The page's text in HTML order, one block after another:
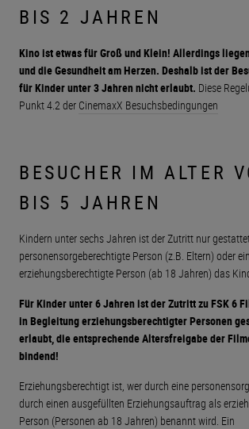
BIS 2 JAHREN
Kino ist etwas für Groß und Klein! Allerdings
und die Gesundheit am Herzen. Deshalb ist der
für Kinder unter 3 Jahren nicht erlaubt. Diese
Punkt 4.2 der CinemaxX Besuchsbedingungen
BESUCHER IM ALTER
BIS 5 JAHREN
Kindern unter sechs Jahren ist der Zutritt nur
personensorgeberechtigte Person (z.B. Eltern) oder
erziehungsberechtigte Person (ab 18 Jahren) das
Für Kinder unter 6 Jahren ist der Zutritt zu FSK 6
in Begleitung erziehungsberechtigter Personen
erlaubt, die entsprechende Altersfreigabe der
bindend!
Erziehungsberechtigt ist, wer durch eine
durch einen ausgefüllten Erziehungsauftrag als
Person (Personen ab 18 Jahren) benannt wird. Ein